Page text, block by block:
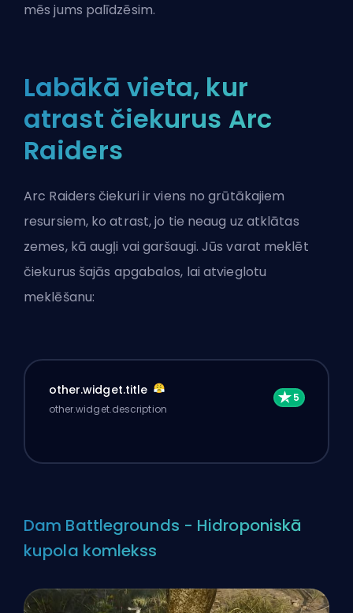
mēs jums palīdzēsim.
Labākā vieta, kur
atrast čiekurus Arc
Raiders
Arc Raiders čiekuri ir viens no grūtākajiem
resursiem, ko atrast, jo tie neaug uz atklātas
zemes, kā augļi vai garšaugi. Jūs varat meklēt
čiekurus šajās apgabalos, lai atvieglotu
meklēšanu:
other.widget.title
other.widget.description
Dam Battlegrounds - Hidroponiskā
kupola komlekss